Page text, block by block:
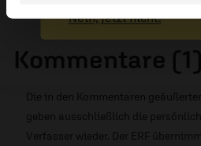
Kommentare (1)
Die in den Kommentaren
geben ausschließlich die
Verfasser wieder. Der ERF
Nein, jetzt nicht.